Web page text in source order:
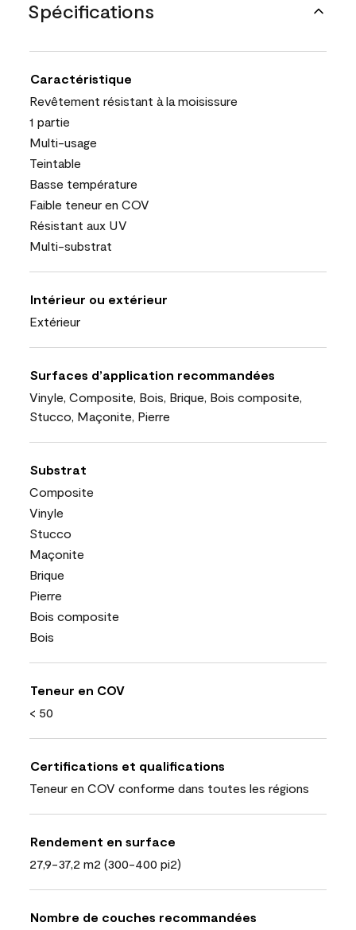
Spécifications
Caractéristique
Revêtement résistant à la moisissure
1 partie
Multi-usage
Teintable
Basse température
Faible teneur en COV
Résistant aux UV
Multi-substrat
Intérieur ou extérieur
Extérieur
Surfaces d’application recommandées
Vinyle, Composite, Bois, Brique, Bois composite,
Stucco, Maçonite, Pierre
Substrat
Composite
Vinyle
Stucco
Maçonite
Brique
Pierre
Bois composite
Bois
Teneur en COV
< 50
Certifications et qualifications
Teneur en COV conforme dans toutes les régions
Rendement en surface
27,9-37,2 m2 (300-400 pi2)
Nombre de couches recommandées